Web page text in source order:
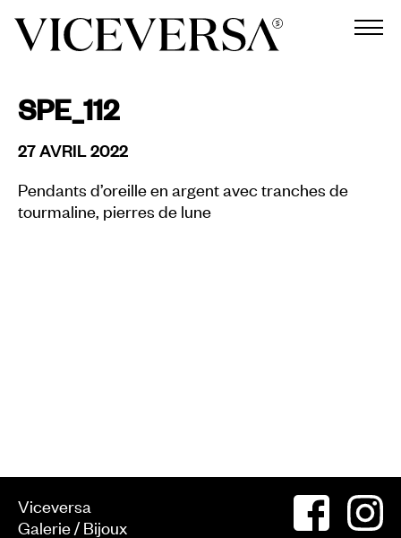
SPE_112
27 AVRIL 2022
Pendants d’oreille en argent avec tranches de
tourmaline, pierres de lune
Viceversa
Galerie / Bijoux